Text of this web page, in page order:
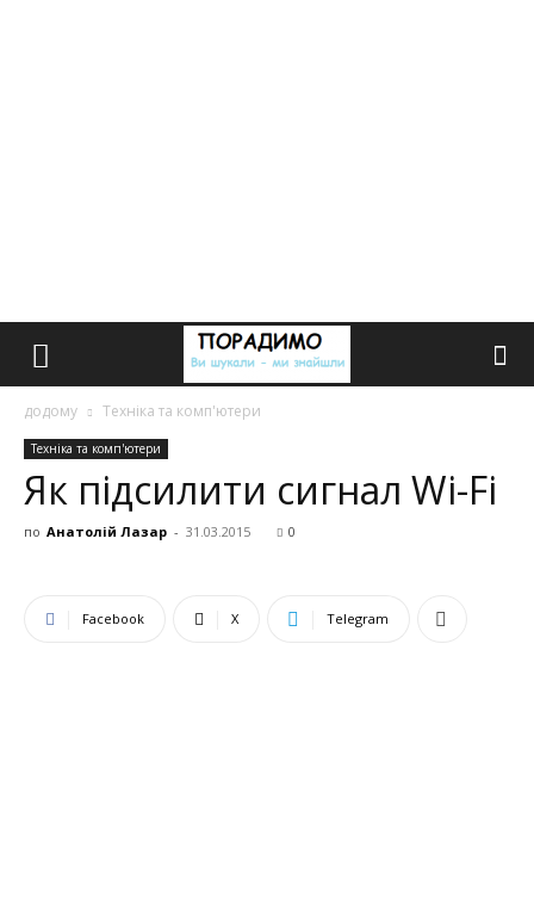
додому Техніка та комп'ютери
Техніка та комп'ютери
Як підсилити сигнал Wi-Fi
по Анатолій Лазар - 31.03.2015 0
Facebook X Telegram